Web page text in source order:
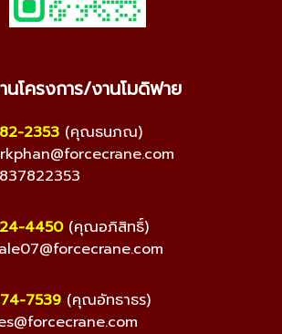
นโครงการ/งานโมดิฟาย
2353 (คุณธนภณ)
4450(คุณอภิสิทธิ์)
7539 (คุณอัทธาธร)